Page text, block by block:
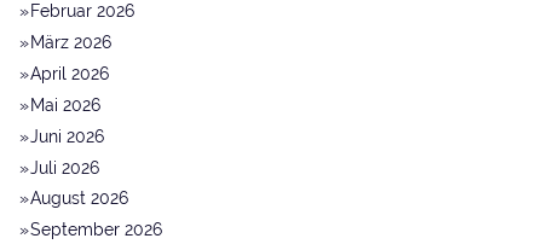
Februar 2026
März 2026
April 2026
Mai 2026
Juni 2026
Juli 2026
August 2026
September 2026